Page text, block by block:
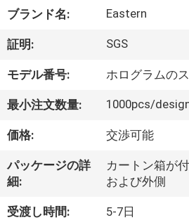
ダ
ク
ト
達
に
つ
ブランド名: Eastern
証明: SGS
モデル番号: ホログラムの
最小注文数量: 1000pcs/
価格: 交渉可能
パッケージの詳
細:
カートン箱が
および外側
受渡し時間: 5-7日